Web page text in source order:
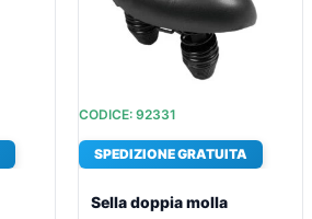
CODICE: 92331
SPEDIZIONE GRATUITA
Sella doppia molla